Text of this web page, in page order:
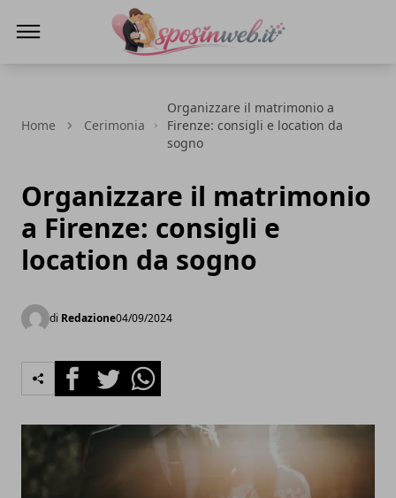
Home Cerimonia
Organizzare il matrimonio a
Firenze: consigli e location da
sogno
Organizzare il matrimonio
a Firenze: consigli e
location da sogno
di Redazione04/09/2024
FacebookTwitterWhatsapp